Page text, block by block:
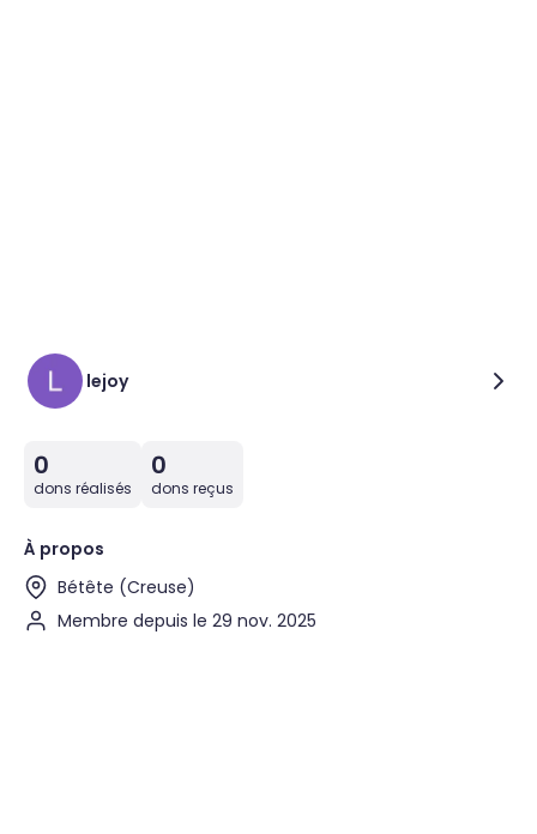
lejoy
0
dons réalisés
0
dons reçus
À propos
Bétête (Creuse)
Membre depuis le 29 nov. 2025